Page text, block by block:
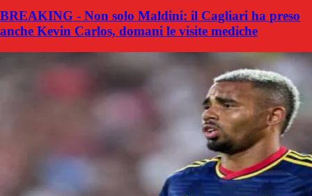
BREAKING - Non solo Maldini: il Cagliari ha preso
anche Kevin Carlos, domani le visite mediche